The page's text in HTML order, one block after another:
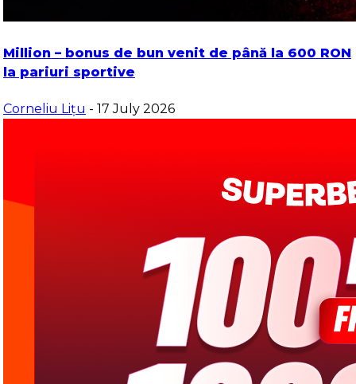
Million – bonus de bun venit de până la 600 RON
la pariuri sportive
Corneliu Lițu - 17 July 2026